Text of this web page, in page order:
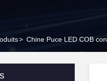
> Chine Puce LED COB